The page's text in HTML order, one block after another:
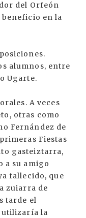
del Orfeón
beneficio en la
alumnos, entre
Ugarte.
A veces
otras como
Fernández de
Fiestas
gasteiztarra,
a su amigo
fallecido, que
zuiarra de
tarde el
utilizaría la